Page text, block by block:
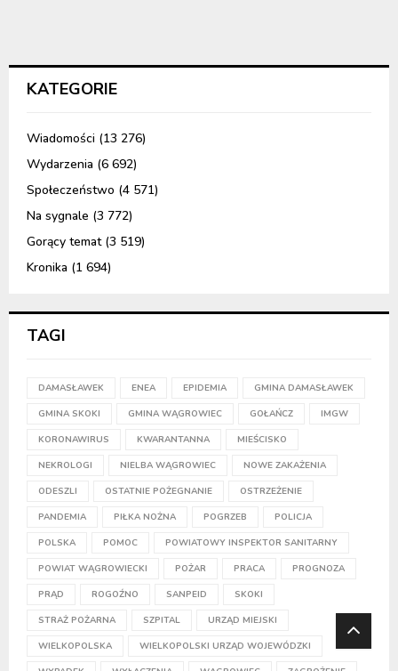
KATEGORIE
Wiadomości (13 276)
Wydarzenia (6 692)
Społeczeństwo (4 571)
Na sygnale (3 772)
Gorący temat(3 519)
Kronika (1 694)
TAGI
DAMASŁAWEK ENEA EPIDEMIA GMINA DAMASŁAWEK
GMINA SKOKI GMINA WĄGROWIEC GOŁAŃCZ IMGW
KORONAWIRUS KWARANTANNA MIEŚCISKO
NEKROLOGI NIELBA WĄGROWIEC NOWE ZAKAŻENIA
ODESZLI OSTATNIE POŻEGNANIE OSTRZEŻENIE
PANDEMIA PIŁKA NOŻNA POGRZEB POLICJA
POLSKA POMOC POWIATOWY INSPEKTOR SANITARNY
POWIAT WĄGROWIECKI POŻAR PRACA PROGNOZA
PRĄD ROGOŹNO SANPEID SKOKI
STRAŻ POŻARNA SZPITAL URZĄD MIEJSKI
WIELKOPOLSKA WIELKOPOLSKI URZĄD WOJEWÓDZKI